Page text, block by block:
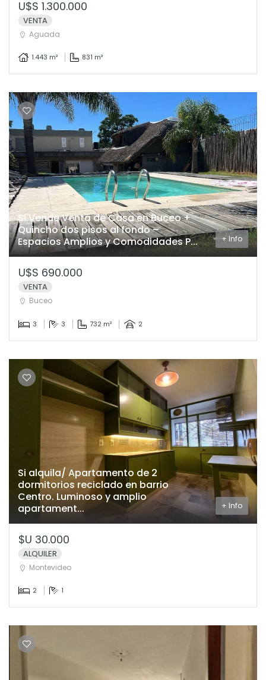
U$S 1.300.000
VENTA
Aguada
1.443 m² 831 m²
SI Vende Venta de Casa en Buceo +
Quincho dos pisos al fondo –
Espacios Amplios y Comodidades P...
+ Info
U$S 690.000
VENTA
Buceo
3 3 732 m² 2
Si alquila/ Apartamento de 2
dormitorios reciclado en barrio
Centro. Luminoso y amplio
apartament...
+ Info
$U 30.000
ALQUILER
Montevideo
2 1